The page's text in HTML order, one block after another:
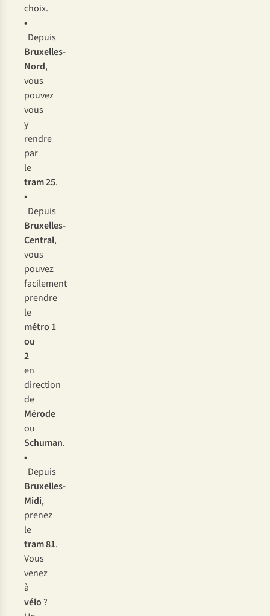
choix.
•
Depuis
Bruxelles-
Nord,
vous
pouvez
vous
y
rendre
par
le
tram 25.
•
Depuis
Bruxelles-
Central,
vous
pouvez
facilement
prendre
le
métro 1
ou
2
en
direction
de
Mérode
ou
Schuman.
•
Depuis
Bruxelles-
Midi,
prenez
le
tram 81.
Vous
venez
à
vélo?